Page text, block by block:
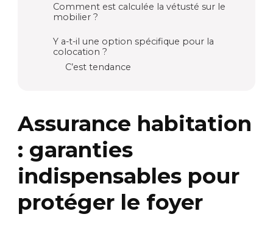
Comment est calculée la vétusté sur le
mobilier ?
Y a-t-il une option spécifique pour la
colocation ?
C’est tendance
Assurance habitation
: garanties
indispensables pour
protéger le foyer